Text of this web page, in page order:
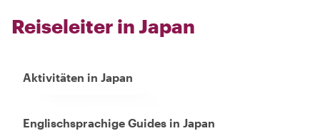
Reiseleiter in Japan
Aktivitäten in Japan
Englischsprachige Guides in Japan